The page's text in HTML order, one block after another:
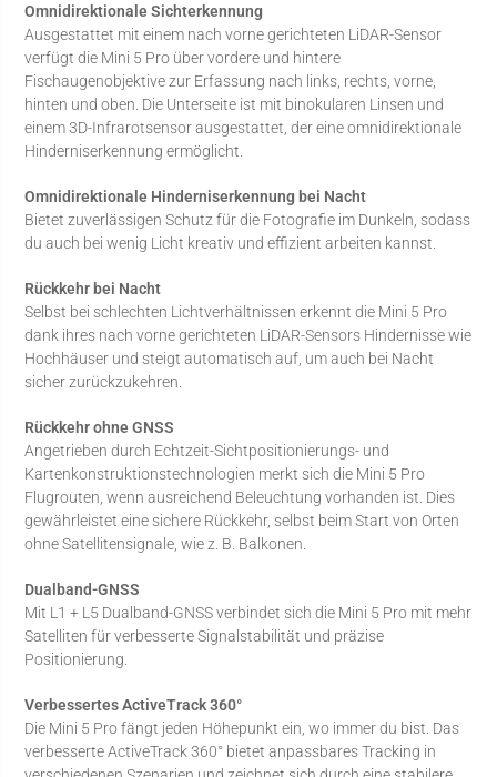
Omnidirektionale Sichterkennung
Ausgestattet mit einem nach vorne gerichteten LiDAR-Sensor
verfügt die Mini 5 Pro über vordere und hintere
Fischaugenobjektive zur Erfassung nach links, rechts, vorne,
hinten und oben. Die Unterseite ist mit binokularen Linsen und
einem 3D-Infrarotsensor ausgestattet, der eine omnidirektionale
Hinderniserkennung ermöglicht.
Omnidirektionale Hinderniserkennung bei Nacht
Bietet zuverlässigen Schutz für die Fotografie im Dunkeln, sodass
du auch bei wenig Licht kreativ und effizient arbeiten kannst.
Rückkehr bei Nacht
Selbst bei schlechten Lichtverhältnissen erkennt die Mini 5 Pro
dank ihres nach vorne gerichteten LiDAR-Sensors Hindernisse wie
Hochhäuser und steigt automatisch auf, um auch bei Nacht
sicher zurückzukehren.
Rückkehr ohne GNSS
Angetrieben durch Echtzeit-Sichtpositionierungs- und
Kartenkonstruktionstechnologien merkt sich die Mini 5 Pro
Flugrouten, wenn ausreichend Beleuchtung vorhanden ist. Dies
gewährleistet eine sichere Rückkehr, selbst beim Start von Orten
ohne Satellitensignale, wie z. B. Balkonen.
Dualband-GNSS
Mit L1 + L5 Dualband-GNSS verbindet sich die Mini 5 Pro mit mehr
Satelliten für verbesserte Signalstabilität und präzise
Positionierung.
Verbessertes ActiveTrack 360°
Die Mini 5 Pro fängt jeden Höhepunkt ein, wo immer du bist. Das
verbesserte ActiveTrack 360° bietet anpassbares Tracking in